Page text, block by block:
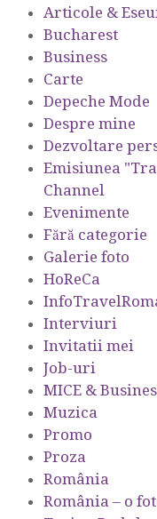
Articole &
Bucharest
Business
Carte
Depeche Mode
Despre mine
Dezvoltare
Emisiunea
Channel
Evenimente
Fără categorie
Galerie foto
HoReCa
Interviuri
Invitatii mei
Job-uri
MICE &
Muzica
Promo
Proza
România
România – o